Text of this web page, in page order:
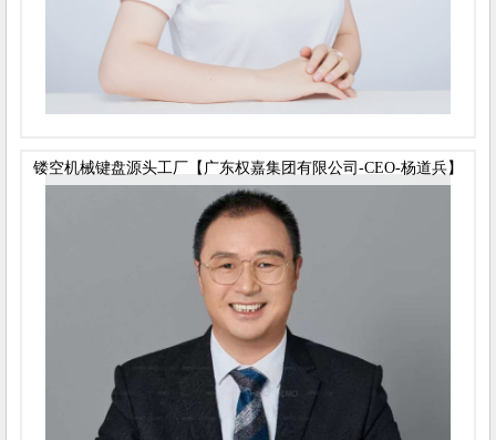
镂空机械键盘源头工厂【广东权嘉集团有限公司-CEO-杨道兵】